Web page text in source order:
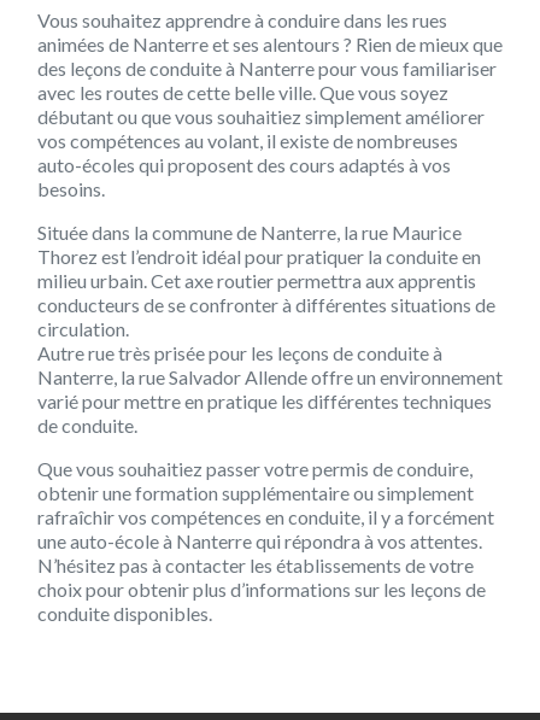
Vous souhaitez apprendre à conduire dans les rues
animées de Nanterre et ses alentours ? Rien de mieux que
des leçons de conduite à Nanterre pour vous familiariser
avec les routes de cette belle ville. Que vous soyez
débutant ou que vous souhaitiez simplement améliorer
vos compétences au volant, il existe de nombreuses
auto-écoles qui proposent des cours adaptés à vos
besoins.
Située dans la commune de Nanterre, la rue Maurice
Thorez est l’endroit idéal pour pratiquer la conduite en
milieu urbain. Cet axe routier permettra aux apprentis
conducteurs de se confronter à différentes situations de
circulation.
Autre rue très prisée pour les leçons de conduite à
Nanterre, la rue Salvador Allende offre un environnement
varié pour mettre en pratique les différentes techniques
de conduite.
Que vous souhaitiez passer votre permis de conduire,
obtenir une formation supplémentaire ou simplement
rafraîchir vos compétences en conduite, il y a forcément
une auto-école à Nanterre qui répondra à vos attentes.
N’hésitez pas à contacter les établissements de votre
choix pour obtenir plus d’informations sur les leçons de
conduite disponibles.